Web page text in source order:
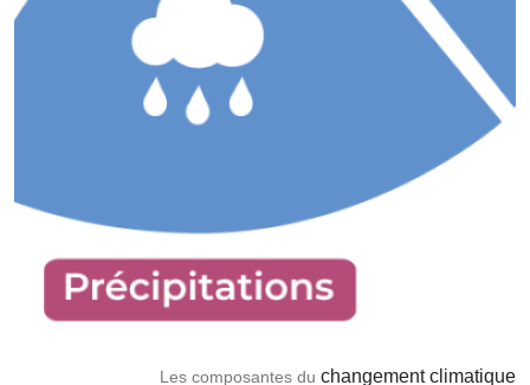
Les composantes du changement climatique